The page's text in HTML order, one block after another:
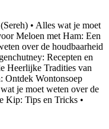
• Alles wat je moet
Meloen met Ham: Een
over de houdbaarheid
Recepten en
Heerlijke Tradities van
Ontdek Wontonsoep
je moet weten over de
Kip: Tips en Tricks •